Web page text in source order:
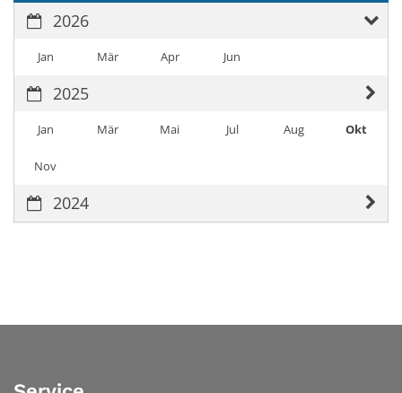
2026
Jan Mär Apr Jun
2025
Jan Mär Mai Jul Aug Okt
Nov
2024